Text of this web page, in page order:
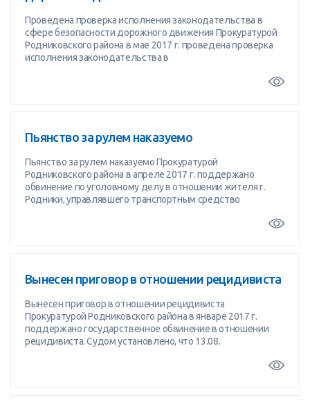
Проведена проверка исполнения законодательства в
сфере безопасности дорожного движения Прокуратурой
Родниковского района в мае 2017 г. проведена проверка
исполнения законодательства в
Пьянство за рулем наказуемо
Пьянство за рулем наказуемо Прокуратурой
Родниковского района в апреле 2017 г. поддержано
обвинение по уголовному делу в отношении жителя г.
Родники, управлявшего транспортным средство
Вынесен приговор в отношении рецидивиста
Вынесен приговор в отношении рецидивиста
Прокуратурой Родниковского района в январе 2017 г.
поддержано государственное обвинение в отношении
рецидивиста. Судом установлено, что 13.08.